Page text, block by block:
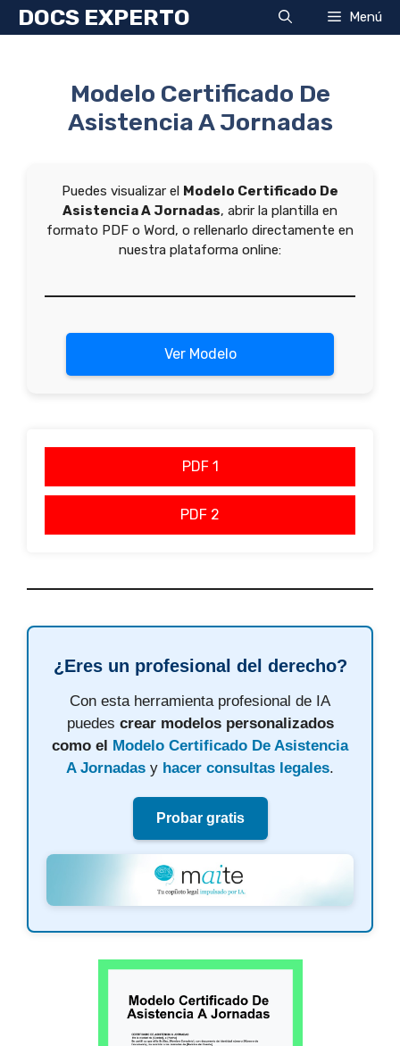
SaltarDOCS EXPERTO Menú
Modelo Certificado De
Asistencia A Jornadas
Puedes visualizar el Modelo Certificado De
Asistencia A Jornadas, abrir la plantilla en
formato PDF o Word, o rellenarlo directamente en
nuestra plataforma online:
Ver Modelo
PDF 1
PDF 2
¿Eres un profesional del derecho?
Con esta herramienta profesional de IA
puedes crear modelos personalizados
como el Modelo Certificado De Asistencia
A Jornadas y hacer consultas legales.
Probar gratis